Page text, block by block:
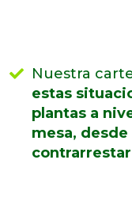
Nuestra
estas
plantas a
mesa,